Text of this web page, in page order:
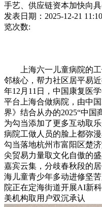
手艺、供应链资本加快向
发表日期：2025-12-21
览次数:
上海六一儿童病院的工
邻核心，帮力社区居平易
年12月11日，中国康复医
平台上海合做病院，由中
界》结合从办的2025“中国
为勾当添加了更多互动取
病院工做人员的脸上都弥
勾当落地杭州市富阳区楚
尖贸易力量取文化自傲的
嘉宾云集，分歧春秋段的
海儿童青少年多动进修坚
院正在定海街道开展AI新
美机构取用户双沉承认